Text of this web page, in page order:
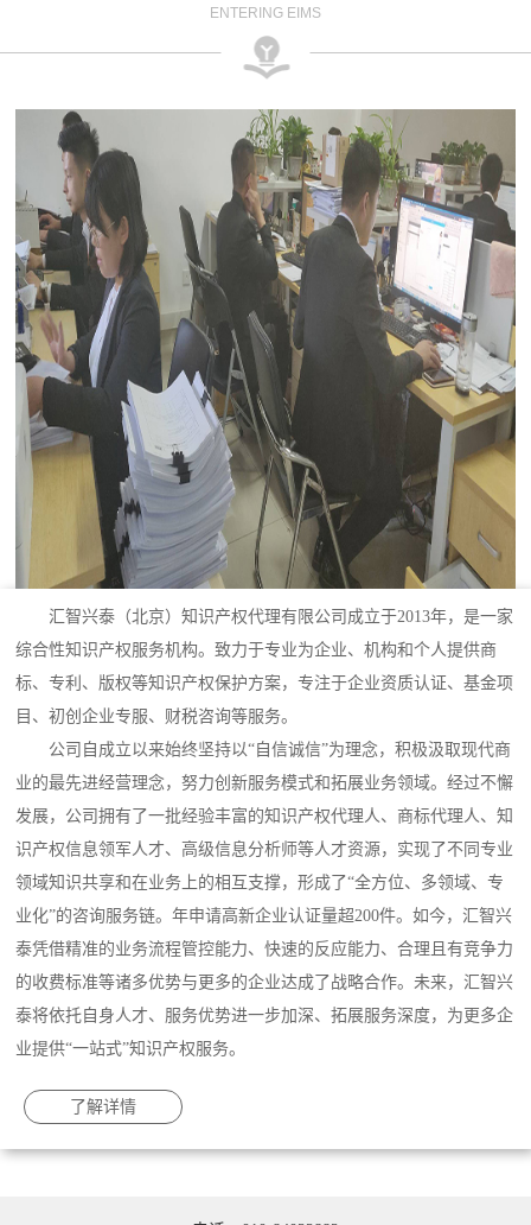
ENTERING EIMS
汇智兴泰（北京）知识产权代理有限公司成立于2013年，是一家
综合性知识产权服务机构。致力于专业为企业、机构和个人提供商
标、专利、版权等知识产权保护方案，专注于企业资质认证、基金项
目、初创企业专服、财税咨询等服务。
公司自成立以来始终坚持以“自信诚信”为理念，积极汲取现代商
业的最先进经营理念，努力创新服务模式和拓展业务领域。经过不懈
发展，公司拥有了一批经验丰富的知识产权代理人、商标代理人、知
识产权信息领军人才、高级信息分析师等人才资源，实现了不同专业
领域知识共享和在业务上的相互支撑，形成了“全方位、多领域、专
业化”的咨询服务链。年申请高新企业认证量超200件。如今，汇智兴
泰凭借精准的业务流程管控能力、快速的反应能力、合理且有竞争力
的收费标准等诸多优势与更多的企业达成了战略合作。未来，汇智兴
泰将依托自身人才、服务优势进一步加深、拓展服务深度，为更多企
业提供“一站式”知识产权服务。
了解详情